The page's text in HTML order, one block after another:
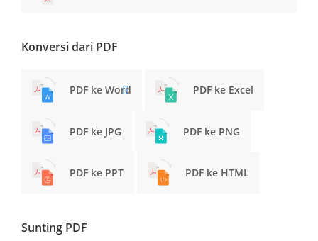
Konversi dari PDF
PDF ke Word PDF ke Excel
PDF ke JPG PDF ke PNG
PDF ke PPT PDF ke HTML
Sunting PDF